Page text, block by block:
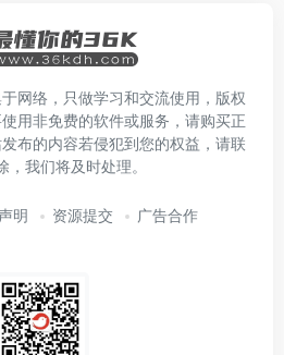
网络，只做学习和交流使用，版权
用非免费的软件或服务，请购买正
布的内容若侵犯到您的权益，请联
，我们将及时处理。
明 资源提交 广告合作